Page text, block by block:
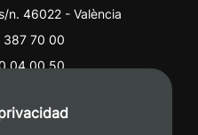
n. 46022 - València
70 00
04 00 50